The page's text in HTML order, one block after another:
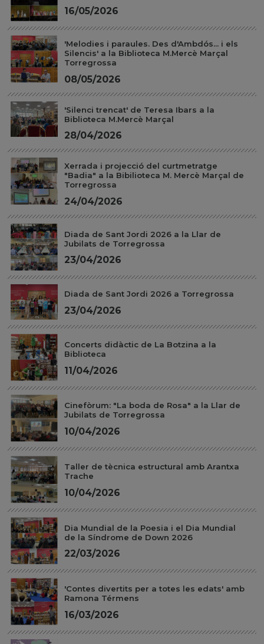
16/05/2026
'Melodies i paraules. Des d'Ambdós... i els
Silencis' a la Biblioteca M.Mercè Marçal
Torregrossa
08/05/2026
'Silenci trencat' de Teresa Ibars a la
Biblioteca M.Mercè Marçal
28/04/2026
Xerrada i projecció del curtmetratge
"Badia" a la Bibilioteca M. Mercè Marçal de
Torregrossa
24/04/2026
Diada de Sant Jordi 2026 a la Llar de
Jubilats de Torregrossa
23/04/2026
Diada de Sant Jordi 2026 a Torregrossa
23/04/2026
Concerts didàctic de La Botzina a la
Biblioteca
11/04/2026
Cinefòrum: "La boda de Rosa" a la Llar de
Jubilats de Torregrossa
10/04/2026
Taller de tècnica estructural amb Arantxa
Trache
10/04/2026
Dia Mundial de la Poesia i el Dia Mundial
de la Síndrome de Down 2026
22/03/2026
'Contes divertits per a totes les edats' amb
Ramona Térmens
16/03/2026